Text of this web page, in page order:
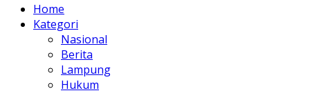
Home
Kategori
Nasional
Berita
Lampung
Hukum